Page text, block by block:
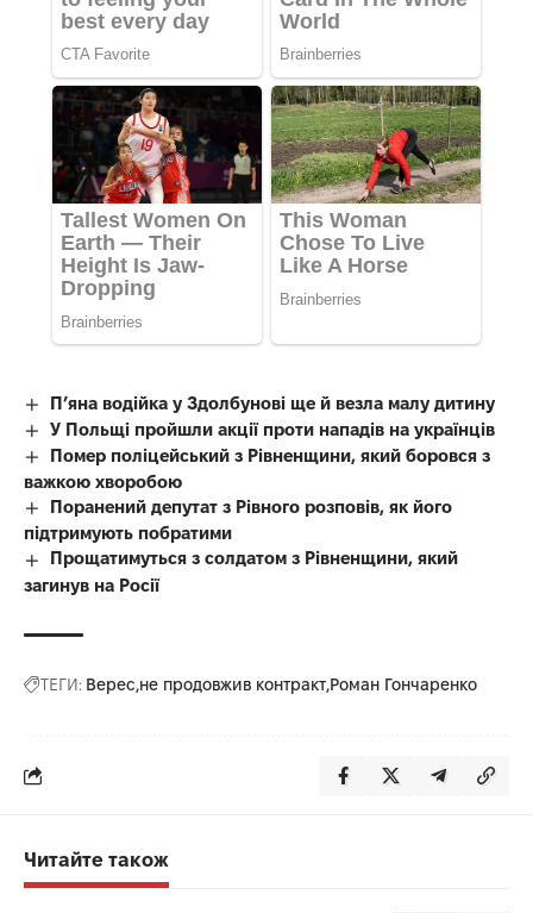
П’яна водійка у Здолбунові ще й везла малу дитину
У Польщі пройшли акції проти нападів на українців
Помер поліцейський з Рівненщини, який боровся з
важкою хворобою
Поранений депутат з Рівного розповів, як його
підтримують побратими
Прощатимуться з солдатом з Рівненщини, який
загинув на Росії
ТЕГИ: Верес не продовжив контракт Роман Гончаренко
Читайте також